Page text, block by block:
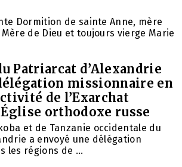
Dormition de sainte Anne, mère
de Dieu et toujours vierge Marie
Patriarcat d’Alexandrie
missionnaire en
de l’Exarchat
orthodoxe russe
et de Tanzanie occidentale du
a envoyé une délégation
les régions de ...